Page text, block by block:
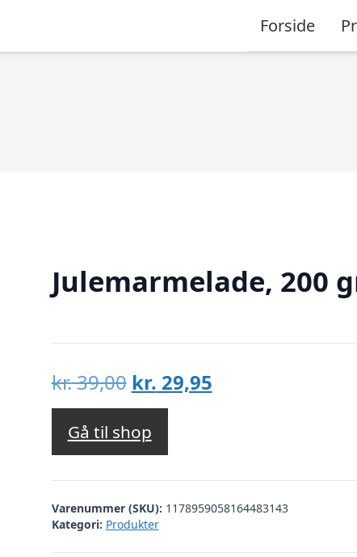
Forside
Julemarmelade, 200
kr.39,00 Den
oprindelige
pris
var:
kr. 39,00.
kr. 29,95Den
kr. 29,95.
Gå til shop
Varenummer (SKU): 1178959058164483143
Kategori: Produkter